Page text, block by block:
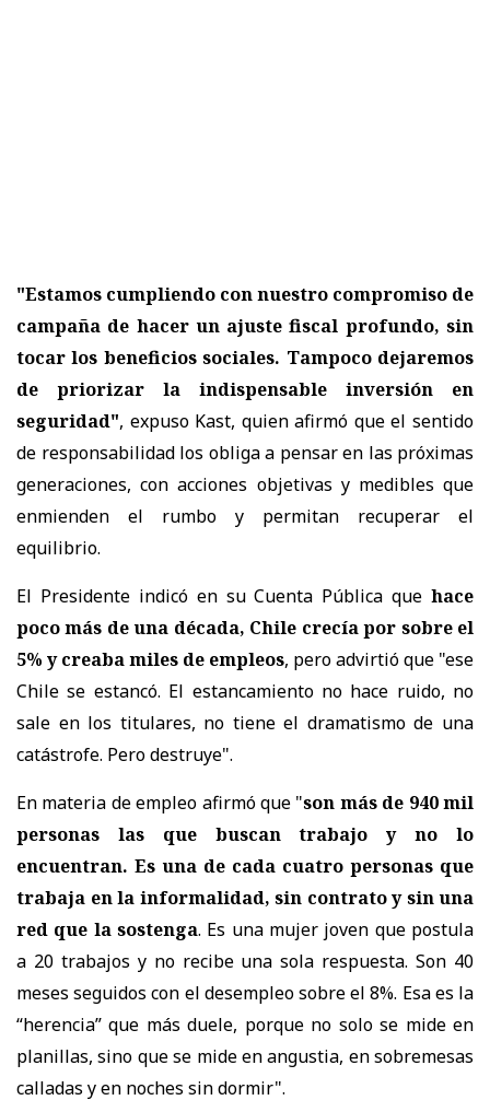
"Estamos cumpliendo con nuestro compromiso de
campaña de hacer un ajuste fiscal profundo, sin
tocar los beneficios sociales. Tampoco dejaremos
de priorizar la indispensable inversión en
seguridad", expuso Kast, quien afirmó que el sentido
de responsabilidad los obliga a pensar en las próximas
generaciones, con acciones objetivas y medibles que
enmienden el rumbo y permitan recuperar el
equilibrio.
El Presidente indicó en su Cuenta Pública que hace
poco más de una década, Chile crecía por sobre el
5% y creaba miles de empleos, pero advirtió que "ese
Chile se estancó. El estancamiento no hace ruido, no
sale en los titulares, no tiene el dramatismo de una
catástrofe. Pero destruye".
En materia de empleo afirmó que "son más de 940 mil
personas las que buscan trabajo y no lo
encuentran. Es una de cada cuatro personas que
trabaja en la informalidad, sin contrato y sin una
red que la sostenga. Es una mujer joven que postula
a 20 trabajos y no recibe una sola respuesta. Son 40
meses seguidos con el desempleo sobre el 8%. Esa es la
“herencia” que más duele, porque no solo se mide en
planillas, sino que se mide en angustia, en sobremesas
calladas y en noches sin dormir".